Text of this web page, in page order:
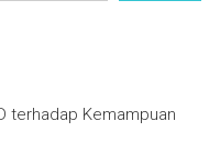
terhadap Kemampuan